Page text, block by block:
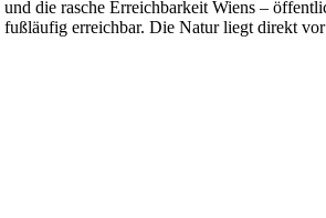
die rasche Erreichbarkeit Wiens –
erreichbar. Die Natur liegt direkt